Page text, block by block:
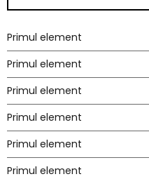
Primul element
Primul element
Primul element
Primul element
Primul element
Primul element